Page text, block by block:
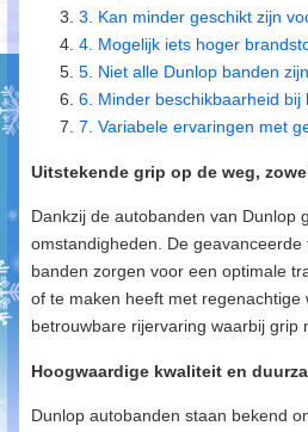
3. Kan minder geschikt zijn
4. Mogelijk iets hoger
5. Niet alle Dunlop banden
6. Minder beschikbaarheid bij
7. Variabele ervaringen met
Uitstekende grip op de weg,
Dankzij de autobanden van Dunlop
omstandigheden. De
banden zorgen voor een optimale
of te maken heeft met
betrouwbare rijervaring waarbij grip
Hoogwaardige kwaliteit en
Dunlop autobanden staan bekend